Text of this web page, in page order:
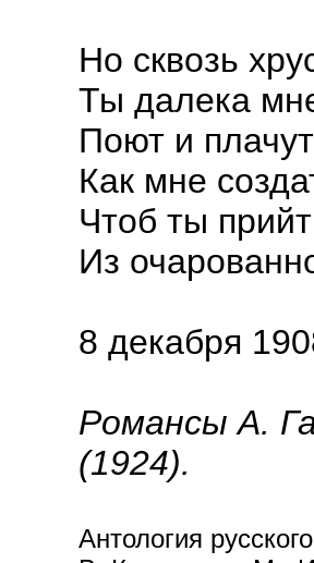
Но сквозь
Ты далека
Поют и
Как мне
Чтоб ты
Из
8 декабря
Романсы А.
(1924).
Антология